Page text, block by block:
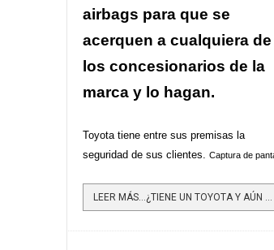
airbags para que se
acerquen a cualquiera de
los concesionarios de la
marca y lo hagan.
Toyota tiene entre sus premisas la
seguridad de sus clientes.
Captura de
LEER MÁS…¿TIENE UN TOYOTA Y AÚN NO HA HECHO EL CAMBIO DE AIRBAGS? MUCHA ATENCIÓN